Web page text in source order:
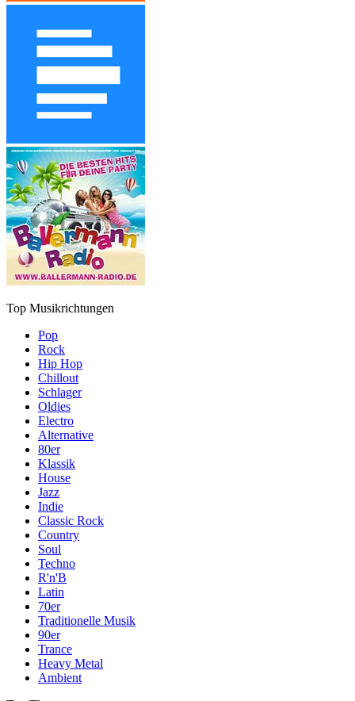
Top Musikrichtungen
Pop
Rock
Hip Hop
Chillout
Schlager
Oldies
Electro
Alternative
80er
Klassik
House
Jazz
Indie
Classic Rock
Country
Soul
Techno
R'n'B
Latin
70er
Traditionelle Musik
90er
Trance
Heavy Metal
Ambient